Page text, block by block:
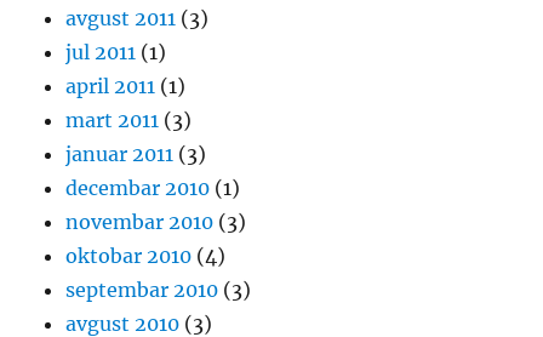
avgust 2011 (3)
jul 2011 (1)
april 2011 (1)
mart 2011 (3)
januar 2011 (3)
decembar 2010 (1)
novembar 2010 (3)
oktobar 2010 (4)
septembar 2010 (3)
avgust 2010 (3)